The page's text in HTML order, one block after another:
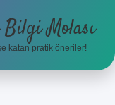
Molası
katan pratik öneriler!